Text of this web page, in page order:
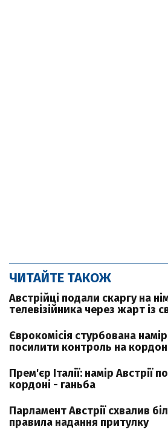
ЧИТАЙТЕ ТАКОЖ
Австрійці подали скаргу на
телевізійника через жарт із
Єврокомісія стурбована
посилити контроль на
Прем'єр Італії: намір Австрії
кордоні - ганьба
Парламент Австрії схвалив
правила надання притулку